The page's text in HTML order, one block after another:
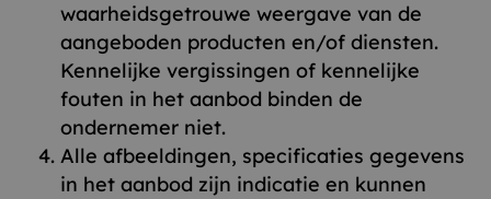
waarheidsgetrouwe weergave van de
aangeboden producten en/of diensten.
Kennelijke vergissingen of kennelijke
fouten in het aanbod binden de
ondernemer niet.
Alle afbeeldingen, specificaties gegevens
in het aanbod zijn indicatie en kunnen